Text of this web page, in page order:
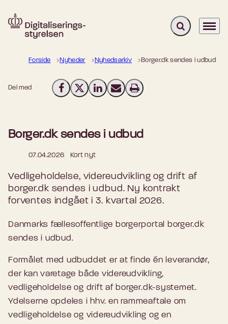
Gå til forsiden Fold søgefelt
Menu
Forside Nyheder Nyhedsarkiv Borger.dk sendes i udbud
Del med Del på Facebook
Del på X (Twitter)
Del på LinkedIn
Send email
Print
Borger.dk sendes i udbud
07.04.2026 Kort nyt
Vedligeholdelse, videreudvikling og drift af
borger.dk sendes i udbud. Ny kontrakt
forventes indgået i 3. kvartal 2026.
Danmarks fællesoffentlige borgerportal borger.dk
sendes i udbud.
Formålet med udbuddet er at finde én leverandør,
der kan varetage både videreudvikling,
vedligeholdelse og drift af borger.dk-systemet.
Ydelserne opdeles i hhv. en rammeaftale om
vedligeholdelse og videreudvikling og en